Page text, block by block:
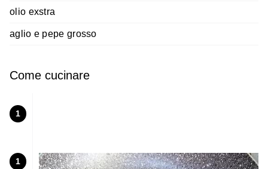
olio exstra
aglio e pepe grosso
Come cucinare
1
1